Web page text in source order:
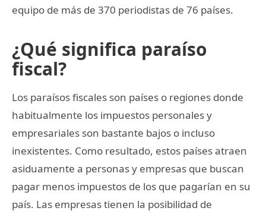
equipo de más de 370 periodistas de 76 países.
¿Qué significa paraíso
fiscal?
Los paraísos fiscales son países o regiones donde
habitualmente los impuestos personales y
empresariales son bastante bajos o incluso
inexistentes. Como resultado, estos países atraen
asiduamente a personas y empresas que buscan
pagar menos impuestos de los que pagarían en su
país. Las empresas tienen la posibilidad de